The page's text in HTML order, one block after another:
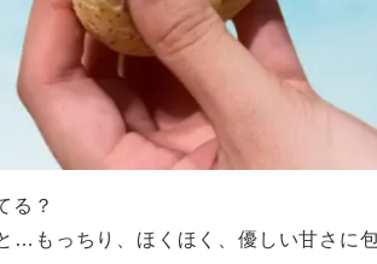
る？
…もっちり、ほくほく、優しい甘さに